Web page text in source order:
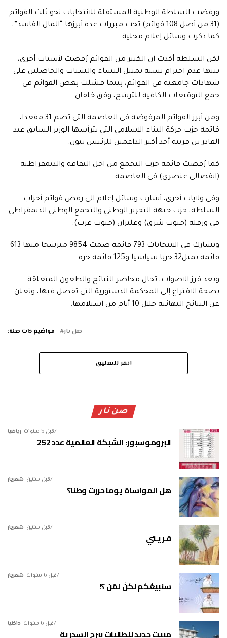
ورفضت السلطة الوطنية المستقلة للانتخابات نحو ثلث القوائم
(31 من أصل 108 قوائم) تحت مبررات عدة أبرزها “المال الفاسد”،
كما ذكرت وسائل إعلام محلية.
لكن السلطة أكدت ان الكثير من القوائم رُفضت لأسباب أخرى،
بنيها عدم احترام نسبة تمثيل النساء والشباب والحاصلين على
شهادات جامعية في القوائم، بينما فشلت بعض القوائم في
جمع التوقيعات الكافية للترشح، وفق خلفان.
ومن أبرز القوائم المرفوضة في العاصمة التي تضم 31 مقعدا،
قائمة حزب حركة البناء الاسلامي التي يترأسها الوزير السابق عبد
القادر بن قرينة أحد أكبر الداعمين للرئيس تبون.
كما رُفضت قائمة حزب التجمع من اجل الثقافة والديمقراطية
(انفصالي عنصري) في العاصمة.
وفي ولايات أخرى، أشارت وسائل إعلام الى رفض قوائم أحزاب
السلطة، حزب جبهة التحرير الوطني والتجمع الوطني الديمقراطي
في ورقلة (جنوب شرق) وغليزان (جنوب غرب).
ويشارك في الانتخابات 793 قائمة ضمت 9854 مترشحا منها 613
قائمة تمثل32 حزبا سياسيا و125 قائمة حرة.
وبعد فرز الاصوات، تحال محاضر النتائج والطعون المتعلقة
بصحة الاقتراع إلى المحكمة الدستورية التي تفصل فيها، وتعلن
عن النتائج النهائية خلال 10 أيام من استلامها.
مواضيع ذات صلة: صن نار
انقر للتعليق
صن نار
رياضيا قبل 5 سنوات
البروموسبور: الشبكة العالمية عدد 252
شعريار قبل سنتين
هل المواساة يوما حررت وطنا؟
شعريار قبل سنتين
قـريـتي
شعريار قبل 6 سنوات
سنبيعُكم لكنْ لمَن ؟!
داخليا قبل 6 سنوات
مبيت جديد للطالبات ببرج السدرية